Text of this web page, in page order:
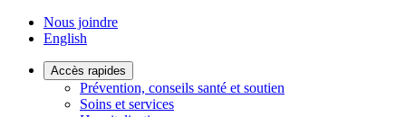
Nous joindre
English
Accès rapides
Prévention, conseils santé et soutien
Soins et services